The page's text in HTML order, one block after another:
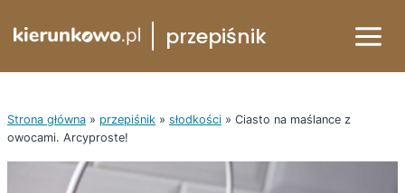
do
przepiśnik
Strona główna » przepiśnik » słodkości » Ciasto na maślance z
owocami. Arcyproste!